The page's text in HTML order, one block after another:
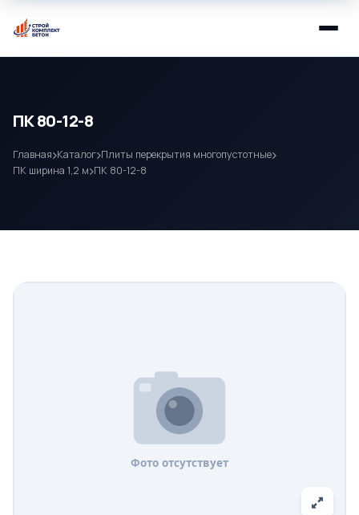
ПК 80-12-8
Главная Каталог Плиты перекрытия многопустотные
ПК ширина 1,2 м ПК 80-12-8